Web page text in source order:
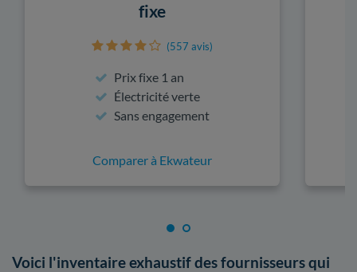
fixe
(557 avis)
Prix fixe 1 an
Électricité verte
Sans engagement
Comparer à Ekwateur
Voici l'inventaire exhaustif des fournisseurs qui